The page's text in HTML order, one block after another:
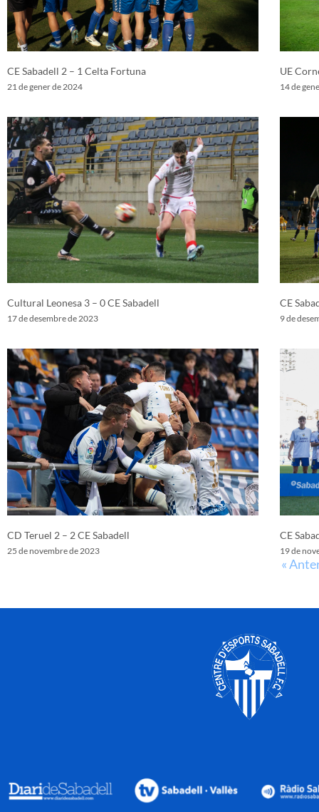
CE Sabadell 2 – 1 Celta Fortuna
21 de gener de 2024
UE
14 de
Cultural Leonesa 3 – 0 CE Sabadell
17 de desembre de 2023
CE
9 de
CD Teruel 2 – 2 CE Sabadell
25 de novembre de 2023
CE
19 de
«